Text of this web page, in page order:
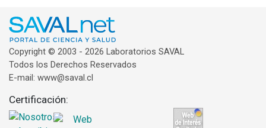
Copyright © 2003 - 2026 Laboratorios SAVAL
Todos los Derechos Reservados
E-mail: www@saval.cl
Certificación: